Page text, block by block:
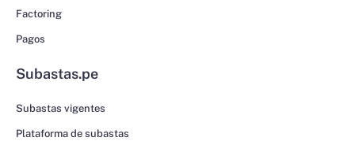
Factoring
Pagos
Subastas.pe
Subastas vigentes
Plataforma de subastas